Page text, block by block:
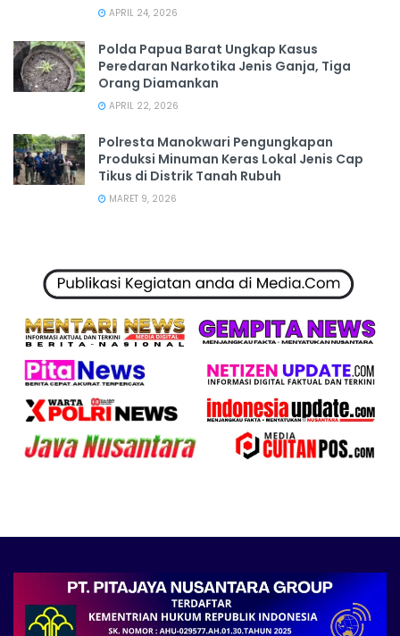
APRIL 24, 2026
Polda Papua Barat Ungkap Kasus
Peredaran Narkotika Jenis Ganja, Tiga
Orang Diamankan
APRIL 22, 2026
Polresta Manokwari Pengungkapan
Produksi Minuman Keras Lokal Jenis Cap
Tikus di Distrik Tanah Rubuh
MARET 9, 2026